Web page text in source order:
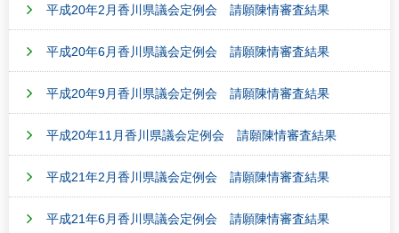
平成20年2月香川県議会定例会 請願陳情審査結果
平成20年6月香川県議会定例会 請願陳情審査結果
平成20年9月香川県議会定例会 請願陳情審査結果
平成20年11月香川県議会定例会 請願陳情審査結果
平成21年2月香川県議会定例会 請願陳情審査結果
平成21年6月香川県議会定例会 請願陳情審査結果